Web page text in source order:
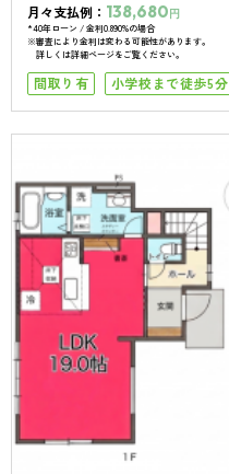
月々支払例： 138,680円
*40年ローン / 金利0.890%の場合
※審査により金利は変わる可能性があります。
詳しくは詳細ページをご覧ください。
間取り有
小学校まで徒歩5分